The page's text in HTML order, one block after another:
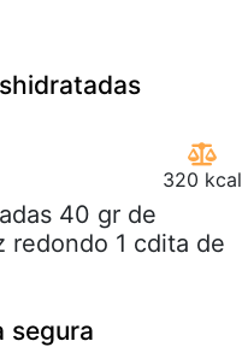
320 kcal
40 gr de
redondo 1 cdita de
segura